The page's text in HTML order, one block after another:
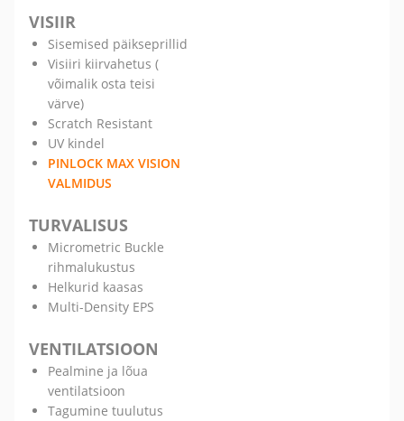
VISIIR
Sisemised päikseprillid
Visiiri kiirvahetus (
võimalik osta teisi
värve)
Scratch Resistant
UV kindel
PINLOCK MAX VISION
VALMIDUS
TURVALISUS
Micrometric Buckle
rihmalukustus
Helkurid kaasas
Multi-Density EPS
VENTILATSIOON
Pealmine ja lõua
ventilatsioon
Tagumine tuulutus